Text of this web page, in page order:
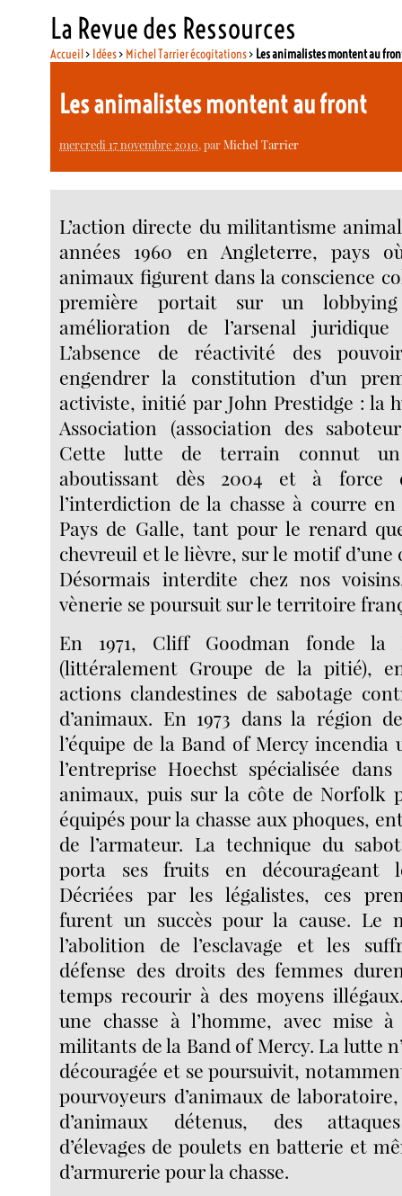
La Revue des Ressources
Accueil> Idées> Michel Tarrier écogitations> Les animalistes montent au
Les animalistes montent au front
mercredi 17 novembre 2010, parMichel Tarrier
L’action directe du militantisme
années 1960 en Angleterre, pays
animaux figurent dans la conscience
première portait sur un
amélioration de l’arsenal
L’absence de réactivité des
engendrer la constitution d’un
activiste, initié par John Prestidge : la
Association (association des
Cette lutte de terrain connut un
aboutissant dès 2004 et à force
l’interdiction de la chasse à courre
Pays de Galle, tant pour le renard
chevreuil et le lièvre, sur le motif d’une
Désormais interdite chez nos
vènerie se poursuit sur le territoire
En 1971, Cliff Goodman fonde la
(littéralement Groupe de la pitié),
actions clandestines de sabotage
d’animaux. En 1973 dans la région
l’équipe de la Band of Mercy incendia
l’entreprise Hoechst spécialisée
animaux, puis sur la côte de Norfolk
équipés pour la chasse aux phoques,
de l’armateur. La technique du
porta ses fruits en décourageant
Décriées par les légalistes, ces
furent un succès pour la cause. Le
l’abolition de l’esclavage et les
défense des droits des femmes
temps recourir à des moyens
une chasse à l’homme, avec mise
militants de la Band of Mercy. La lutte
découragée et se poursuivit,
pourvoyeurs d’animaux de
d’animaux détenus, des
d’élevages de poulets en batterie et
d’armurerie pour la chasse.